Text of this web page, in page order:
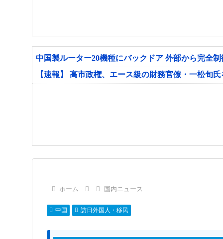
中国製ルーター20機種にバックドア 外部から完全
【速報】 高市政権、エース級の財務官僚・一松旬
ホーム 国内ニュース
中国 訪日外国人・移民